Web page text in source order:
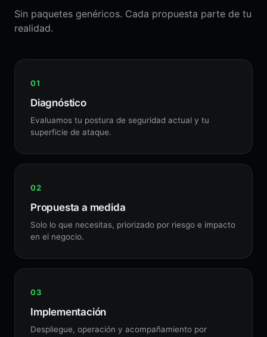
Sin paquetes genéricos. Cada propuesta parte de tu
realidad.
Diagnóstico
Evaluamos tu postura de seguridad actual y tu
superficie de ataque.
Propuesta a medida
Solo lo que necesitas, priorizado por riesgo e impacto
en el negocio.
Implementación
Despliegue, operación y acompañamiento por